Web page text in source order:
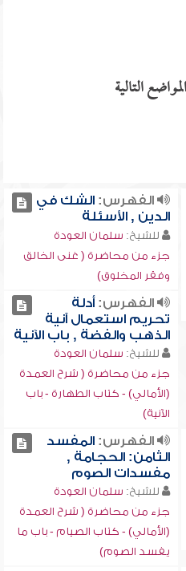
التالية
الفهرس:الشك في
الدين , الأسئلة
للشيخ: سلمان العودة
جزء من محاضرة ( غنى الخالق
وفقر المخلوق)
الفهرس:أدلة
تحريم استعمال آنية
الذهب والفضة , باب الآنية
للشيخ: سلمان العودة
جزء من محاضرة ( شرح العمدة
(الأمالي) - كتاب الطهارة - باب
الآنية)
الفهرس:المفسد
الثامن: الحجامة ,
مفسدات الصوم
للشيخ: سلمان العودة
جزء من محاضرة ( شرح العمدة
(الأمالي) - كتاب الصيام - باب ما
يفسد الصوم)